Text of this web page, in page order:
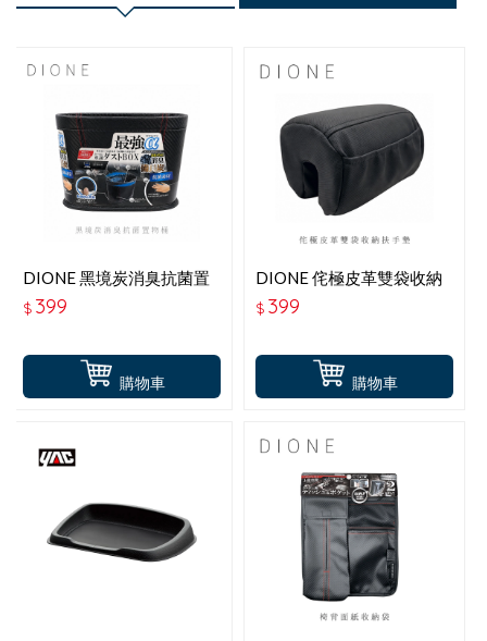
購物車
DIONE 黑境炭消臭抗菌置
物桶
$ 399
購物車
DIONE 侘極皮革雙袋收納
扶手墊
$ 399